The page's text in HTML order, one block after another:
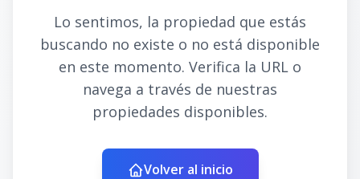
Lo sentimos, la propiedad que estás
buscando no existe o no está disponible
en este momento. Verifica la URL o
navega a través de nuestras
propiedades disponibles.
Volver al inicio